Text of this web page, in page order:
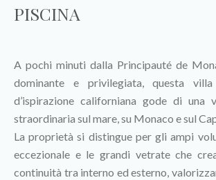
PISCINA
A pochi minuti dalla Principauté de
dominante e privilegiata, questa villa
d’ispirazione californiana gode di una
straordinaria sul mare, su Monaco e sul
La proprietà si distingue per gli ampi
eccezionale e le grandi vetrate che
continuità tra interno ed esterno,